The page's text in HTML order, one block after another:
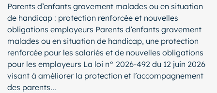
Parents d’enfants gravement malades ou en situation
de handicap : protection renforcée et nouvelles
obligations employeurs Parents d’enfants gravement
malades ou en situation de handicap, une protection
renforcée pour les salariés et de nouvelles obligations
pour les employeurs La loi n° 2026-492 du 12 juin 2026
visant à améliorer la protection et l’accompagnement
des parents...